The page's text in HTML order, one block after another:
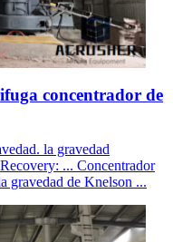
concentrador de
la gravedad
... Concentrador
gravedad de Knelson ...